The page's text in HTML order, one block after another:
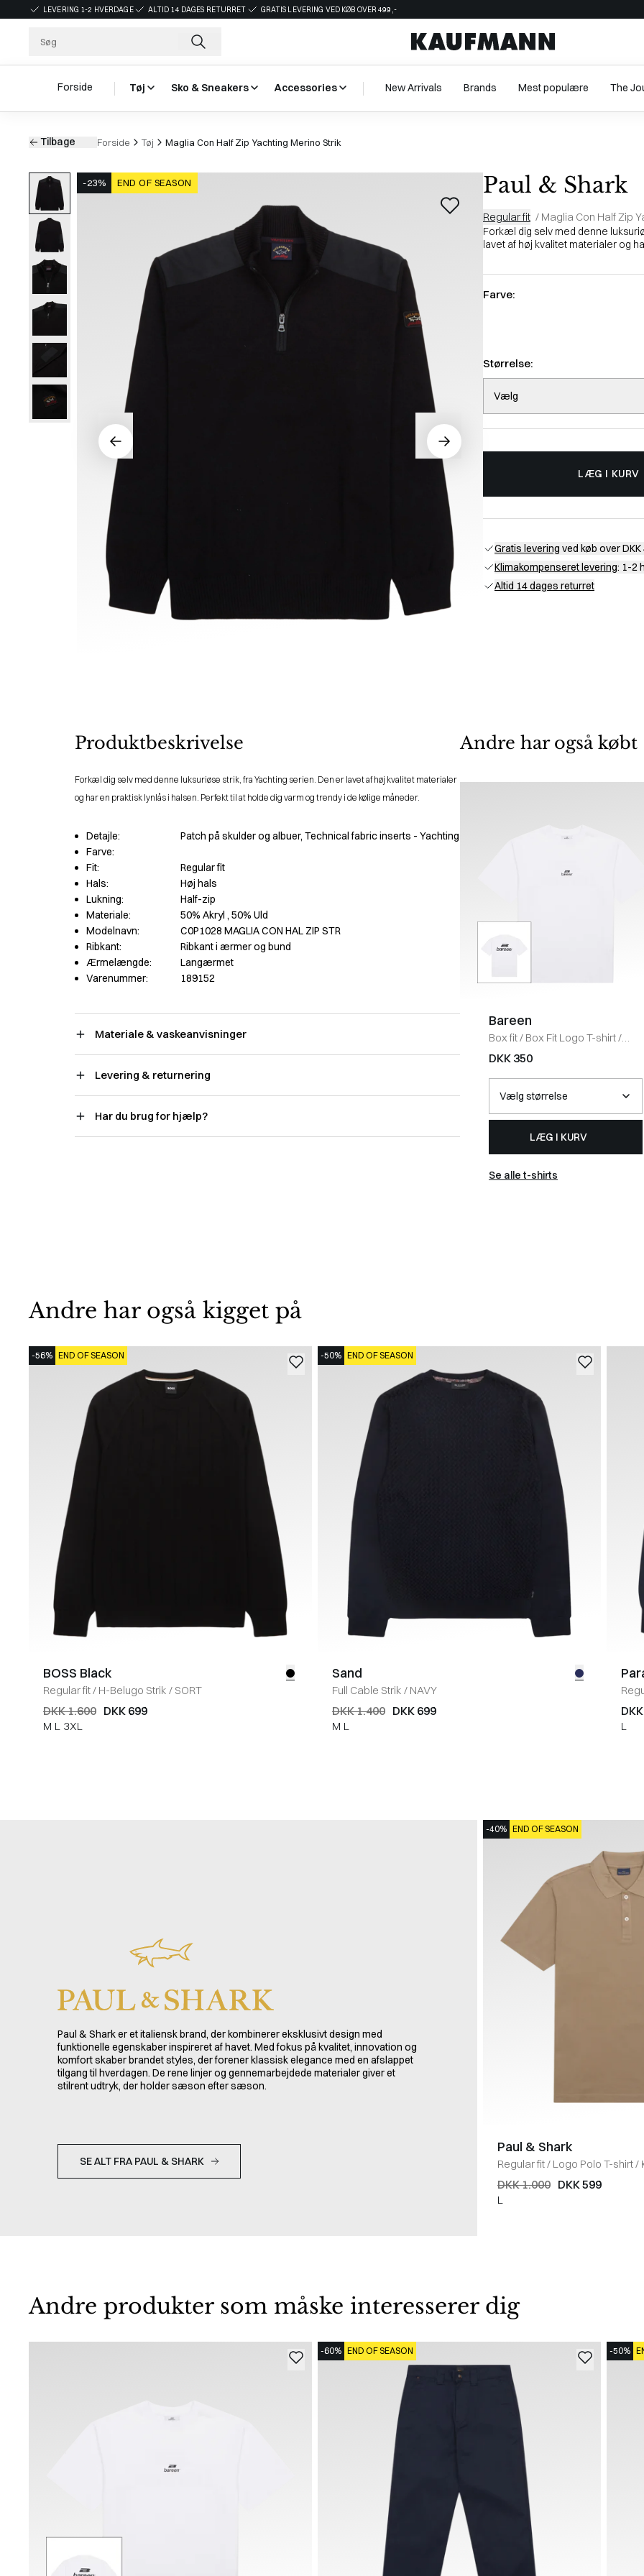
LEVERING 1-2 HVERDAGE ALTID 14 DAGES RETURRET GRATIS LEVERING VED KØB OVER 499,-
Forside Tøj Sko & Sneakers Accessories New Arrivals Brands Mest populære The
Tilbage Forside Tøj Maglia Con Half Zip Yachting Merino Strik
-23% END OF SEASON Paul & Shark
Regular fit / Maglia Con Half Zip
Forkæl dig selv med denne
lavet af høj kvalitet materialer og
Farve:
Størrelse:
Vælg
LÆG I KURV
Gratis levering ved køb over DKK
Klimakompenseret levering: 1-2
Altid 14 dages returret
Produktbeskrivelse
Forkæl dig selv med denne luksuriøse strik, fra Yachting serien. Den er lavet af høj kvalitet materialer
og har en praktisk lynlås i halsen. Perfekt til at holde dig varm og trendy i de kølige måneder.
Detajle:
Patch på skulder og albuer, Technical fabric inserts - Yachting
Farve:
Fit:
Regular fit
Hals:
Høj hals
Lukning:
Half-zip
Materiale:
50% Akryl , 50% Uld
Modelnavn:
C0P1028 MAGLIA CON HAL ZIP STR
Ribkant:
Ribkant i ærmer og bund
Ærmelængde:
Langærmet
Varenummer:
189152
Materiale & vaskeanvisninger
Levering & returnering
Har du brug for hjælp?
Andre har også købt
Bareen
Box fit/ Box Fit Logo T-shirt/
WHITE
DKK 350
LÆG I KURV
Se alle t-shirts
Andre har også kigget på
-56% END OF SEASON
BOSS Black
Regular fit/ H-Belugo Strik / SORT
DKK 1.600 DKK 699
M L 3XL
-50% END OF SEASON
Sand
Full Cable Strik / NAVY
DKK 1.400 DKK 699
M L L
Paul & Shark er et italiensk brand, der kombinerer eksklusivt design med
funktionelle egenskaber inspireret af havet. Med fokus på kvalitet, innovation og
komfort skaber brandet styles, der forener klassisk elegance med en afslappet
tilgang til hverdagen. De rene linjer og gennemarbejdede materialer giver et
stilrent udtryk, der holder sæson efter sæson.
SE ALT FRA PAUL & SHARK
-40% END OF SEASON
Paul & Shark
Regular fit/ Logo Polo T-shirt/
DKK 1.000 DKK 599
L
Andre produkter som måske interesserer dig
-60% END OF SEASON -50%